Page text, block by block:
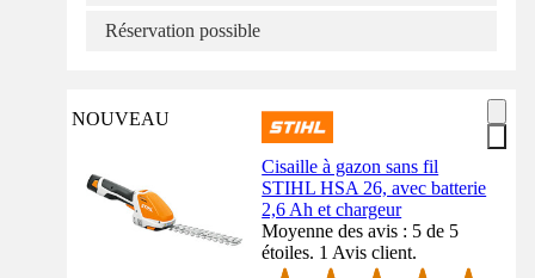
Réservation possible
NOUVEAU
Cisaille à gazon sans fil
STIHL HSA 26, avec batterie
2,6 Ah et chargeur
Moyenne des avis : 5 de 5
étoiles. 1 Avis client.